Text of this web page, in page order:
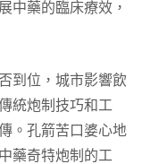
中藥的臨床療效，
到位，城市影響飲
統炮制技巧和工
。孔箭苦口婆心地
藥奇特炮制的工